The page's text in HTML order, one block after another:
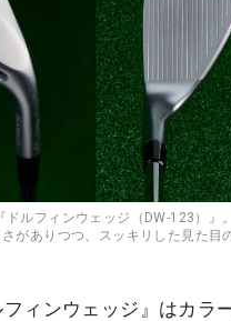
ドルフィンウェッジ（DW-123）』
がありつつ、スッキリした見た目
ィンウェッジ』はカラ